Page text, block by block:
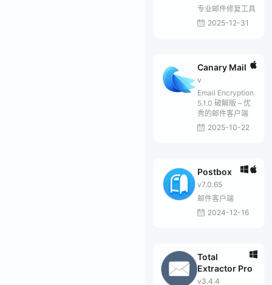
专业邮件修复工具
2025-12-31
Canary Mail
v
Email Encryption
5.1.0 破解版 – 优
秀的邮件客户端
2025-10-22
Postbox
v7.0.65
邮件客户端
2024-12-16
Total
Extractor Pro
v3.4.4